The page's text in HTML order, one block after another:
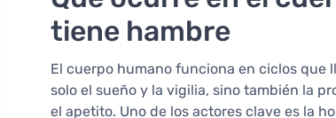
tiene hambre
El cuerpo humano funciona en ciclos que
solo el sueño y la vigilia, sino también la
el apetito. Uno de los actores clave es la